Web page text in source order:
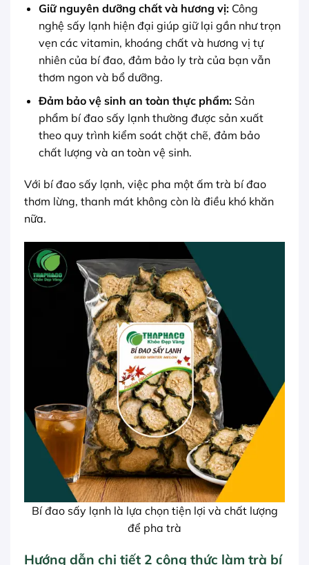
Giữ nguyên dưỡng chất và hương vị:Công
nghệ sấy lạnh hiện đại giúp giữ lại gần như trọn
vẹn các vitamin, khoáng chất và hương vị tự
nhiên của bí đao, đảm bảo ly trà của bạn vẫn
thơm ngon và bổ dưỡng.
Đảm bảo vệ sinh an toàn thực phẩm:Sản
phẩm bí đao sấy lạnh thường được sản xuất
theo quy trình kiểm soát chặt chẽ, đảm bảo
chất lượng và an toàn vệ sinh.
Với bí đao sấy lạnh, việc pha một ấm trà bí đao
thơm lừng, thanh mát không còn là điều khó khăn
nữa.
Bí đao sấy lạnh là lựa chọn tiện lợi và chất lượng
để pha trà
Hướng dẫn chi tiết 2 công thức làm trà bí